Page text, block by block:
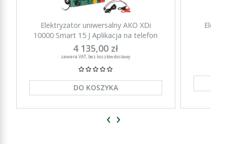
Elektryzator uniwersalny AKO XDi
10000 Smart 15 J Aplikacja na telefon
4 135,00 zł
zawiera VAT, bez kosztów dostawy
DO KOSZYKA
‹ ›